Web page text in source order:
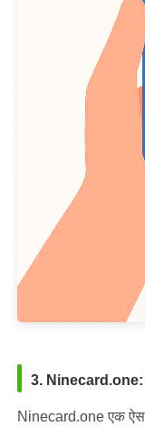
3. Ninecard.one:
Ninecard.one एक ऐसा